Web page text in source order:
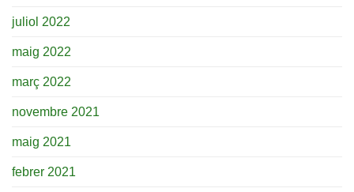
juliol 2022
maig 2022
març 2022
novembre 2021
maig 2021
febrer 2021